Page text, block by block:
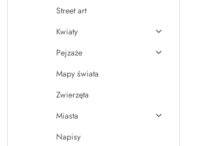
Street art
Kwiaty
Pejzaże
Mapy świata
Zwierzęta
Miasta
Napisy